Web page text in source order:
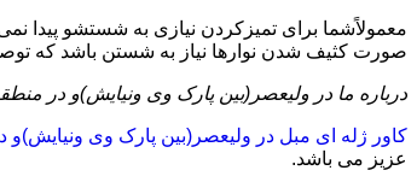
معمولاًشما برای تمیزکردن نیازی به شستشو پیدا
صورت کثیف شدن نوارها نیاز به شستن باشد که
درباره ما در ولیعصر(بین پارک وی ونیایش)و در
کاور ژله ای مبل در ولیعصر(بین پارک وی
عزیز می باشد.